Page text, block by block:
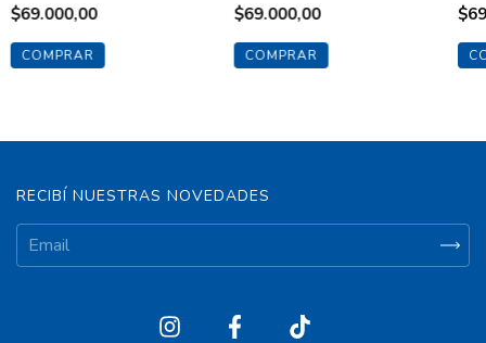
$69.000,00
COMPRAR
$69.000,00
COMPRAR
RECIBÍ NUESTRAS NOVEDADES